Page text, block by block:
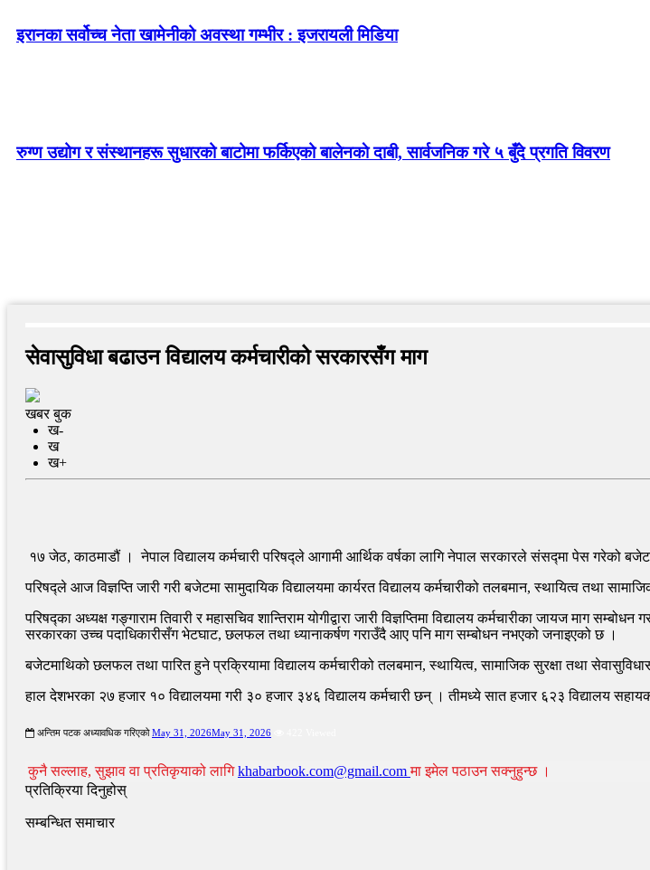
इरानका सर्वोच्च नेता खामेनीको अवस्था गम्भीर : इजरायली मिडिया
रुग्ण उद्योग र संस्थानहरू सुधारको बाटोमा फर्किएको बालेनकाे दाबी, सार्वजनिक गरे ५ बुँदे प्रगति विवरण
सेवासुविधा बढाउन विद्यालय कर्मचारीको सरकारसँग माग
खबर बुक
ख-
ख
ख+
१७ जेठ, काठमाडौं । नेपाल विद्यालय कर्मचारी परिषद्ले आगामी आर्थिक वर्षका लागि नेपाल सरकारले संसद्मा पेस गरेको
परिषद्ले आज विज्ञप्ति जारी गरी बजेटमा सामुदायिक विद्यालयमा कार्यरत विद्यालय कर्मचारीको तलबमान, स्थायित्व तथा
परिषद्का अध्यक्ष गङ्गाराम तिवारी र महासचिव शान्तिराम योगीद्वारा जारी विज्ञप्तिमा विद्यालय कर्मचारीका जायज माग
सरकारका उच्च पदाधिकारीसँग भेटघाट, छलफल तथा ध्यानाकर्षण गराउँदै आए पनि माग सम्बोधन नभएको जनाइएको छ ।
बजेटमाथिको छलफल तथा पारित हुने प्रक्रियामा विद्यालय कर्मचारीको तलबमान, स्थायित्व, सामाजिक सुरक्षा तथा
हाल देशभरका २७ हजार १० विद्यालयमा गरी ३० हजार ३४६ विद्यालय कर्मचारी छन् । तीमध्ये सात हजार ६२३ विद्यालय
अन्तिम पटक अध्यावधिक गरिएको May 31, 2026May 31, 2026
कुनै सल्लाह, सुझाव वा प्रतिकृयाको लागिkhabarbook.com@gmail.comमा इमेल पठाउन सक्नुहुन्छ ।
प्रतिक्रिया दिनुहोस्
सम्बन्धित समाचार